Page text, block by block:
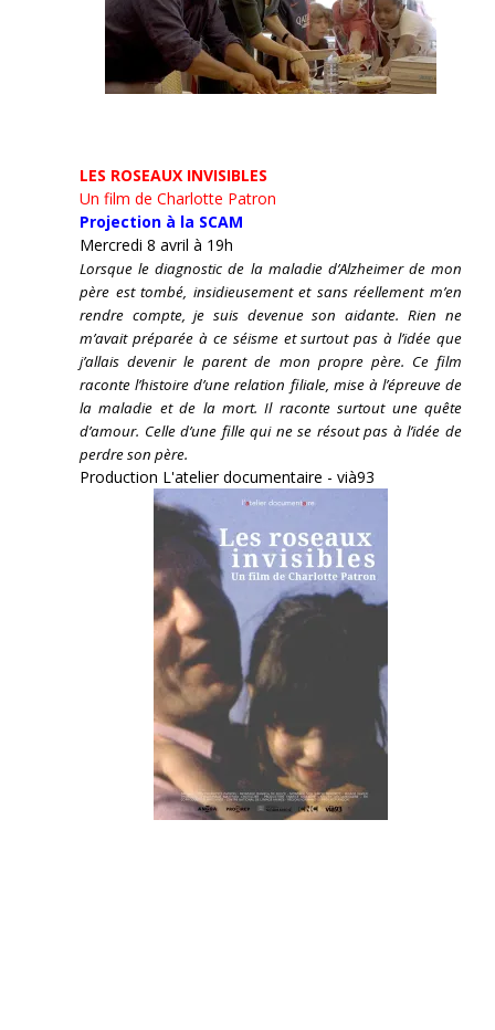
LES ROSEAUX INVISIBLES
Un film de Charlotte Patron
Projection à la SCAM
Mercredi 8 avril à 19h
Lorsque le diagnostic de la maladie d’Alzheimer de mon
père est tombé, insidieusement et sans réellement m’en
rendre compte, je suis devenue son aidante. Rien ne
m’avait préparée à ce séisme et surtout pas à l’idée que
j’allais devenir le parent de mon propre père. Ce film
raconte l’histoire d’une relation filiale, mise à l’épreuve de
la maladie et de la mort. Il raconte surtout une quête
d’amour. Celle d’une fille qui ne se résout pas à l’idée de
perdre son père.
Production L'atelier documentaire - vià93